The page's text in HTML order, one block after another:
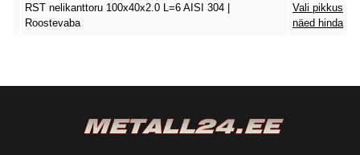
RST nelikanttoru 100x40x2.0 L=6 AISI 304 |
Roostevaba
Vali pikkus
näed hinda